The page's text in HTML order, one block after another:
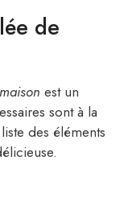
de
est un
sont à la
des éléments